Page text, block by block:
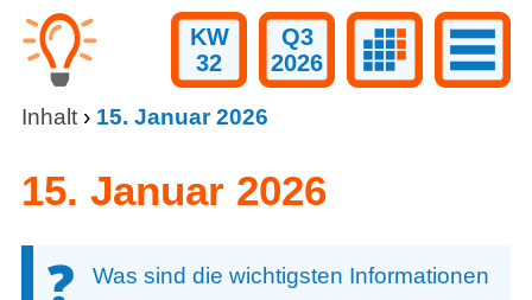
KW
32
Q3
2026
Inhalt› 15. Januar 2026
15. Januar 2026
Was sind die wichtigsten Informationen